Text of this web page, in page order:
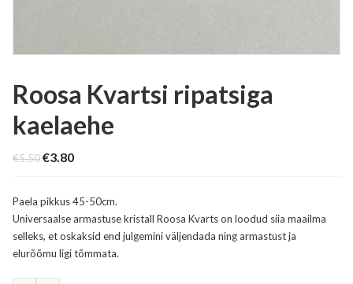
Roosa Kvartsi ripatsiga
kaelaehe
€5.50Original
€5.50.
€3.80Current
€3.80.
Paela pikkus 45-50cm.
Universaalse armastuse kristall Roosa Kvarts on loodud siia maailma
selleks, et oskaksid end julgemini väljendada ning armastust ja
elurõõmu ligi tõmmata.